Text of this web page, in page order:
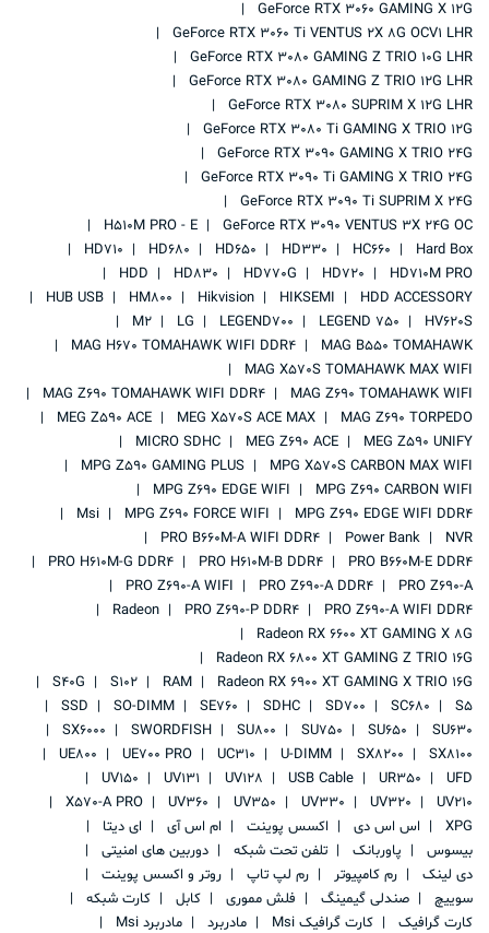
GeForce RTX 3060 GAMING X 12G
GeForce RTX 3060 Ti VENTUS 2X 8G OCV1 LHR
GeForce RTX 3080 GAMING Z TRIO 10G LHR
GeForce RTX 3080 GAMING Z TRIO 12G LHR
GeForce RTX 3080 SUPRIM X 12G LHR
GeForce RTX 3080 Ti GAMING X TRIO 12G
GeForce RTX 3090 GAMING X TRIO 24G
GeForce RTX 3090 Ti GAMING X TRIO 24G
GeForce RTX 3090 Ti SUPRIM X 24G
GeForce RTX 3090 VENTUS 3X 24G OC
H510M PRO - E
Hard Box
HC660
HD330
HD650
HD680
HD710
HD710M PRO
HD720
HD770G
HD830
HDD
HDD ACCESSORY
HIKSEMI
Hikvision
HM800
HUB USB
HV620S
LEGEND 750
LEGEND700
LG
M2
MAG B550 TOMAHAWK
MAG H670 TOMAHAWK WIFI DDR4
MAG X570S TOMAHAWK MAX WIFI
MAG Z690 TOMAHAWK WIFI
MAG Z690 TOMAHAWK WIFI DDR4
MAG Z690 TORPEDO
MEG X570S ACE MAX
MEG Z590 ACE
MEG Z590 UNIFY
MEG Z690 ACE
MICRO SDHC
MPG X570S CARBON MAX WIFI
MPG Z590 GAMING PLUS
MPG Z690 CARBON WIFI
MPG Z690 EDGE WIFI
MPG Z690 EDGE WIFI DDR4
MPG Z690 FORCE WIFI
Msi
NVR
Power Bank
PRO B660M-A WIFI DDR4
PRO B660M-E DDR4
PRO H610M-B DDR4
PRO H610M-G DDR4
PRO Z690-A
PRO Z690-A DDR4
PRO Z690-A WIFI
PRO Z690-A WIFI DDR4
PRO Z690-P DDR4
Radeon
Radeon RX 6600 XT GAMING X 8G
Radeon RX 6800 XT GAMING Z TRIO 16G
Radeon RX 6900 XT GAMING X TRIO 16G
RAM
S102
S40G
S5
SC680
SD700
SDHC
SE760
SO-DIMM
SSD
SU630
SU650
SU750
SU800
SWORDFISH
SX6000
SX8100
SX8200
U-DIMM
UC310
UE700 PRO
UE800
UFD
UR350
USB Cable
UV128
UV131
UV150
UV210
UV320
UV330
UV350
UV360
X570-A PRO
XPG
اس اس دی اکسس پوینت ام اس آی
ای دیتا
بیسوس
پاوربانک تلفن تحت شبکه
دوربین های امنیتی
دی لینک
رم کامپیوتر رم لپ تاپ
روتر و اکسس پوینت
سوییچ
صندلی گیمینگ فلش مموری کابل
کارت شبکه
کارت گرافیک
کارت گرافیک Msi مادربرد مادربرد Msi